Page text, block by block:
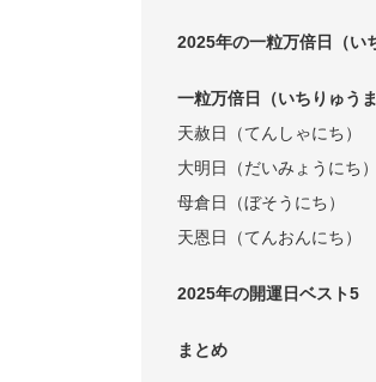
2025年の一粒万倍日（い
一粒万倍日（いちりゅう
天赦日（てんしゃにち）
大明日（だいみょうにち）
母倉日（ぼそうにち）
天恩日（てんおんにち）
2025年の開運日ベスト5
まとめ